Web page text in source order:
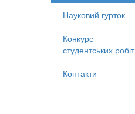
Науковий гурток
Конкурс
студентських робіт
Контакти